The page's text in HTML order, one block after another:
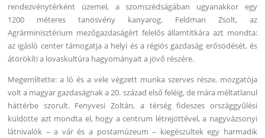
rendezvénytérként üzemel, a szomszédságában ugyanakkor egy
1200 méteres tanösvény kanyarog. Feldman Zsolt, az
Agrárminisztérium mezőgazdaságért felelős államtitkára azt mondta:
az igásló center támogatja a helyi és a régiós gazdaság erősödését, és
átörökíti a lovaskultúra hagyományait a jövő részére.
Megemlítette: a ló és a vele végzett munka szerves része, mozgatója
volt a magyar gazdaságnak a 20. század első feléig, de mára méltatlanul
háttérbe szorult. Fenyvesi Zoltán, a térség fideszes országgyűlési
küldötte azt mondta el, hogy a centrum létrejöttével, a nagyvázsonyi
látnivalók – a vár és a postamúzeum – kiegészültek egy harmadik